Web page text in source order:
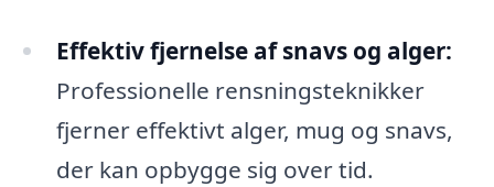
Effektiv fjernelse af snavs og alger:
Professionelle rensningsteknikker
fjerner effektivt alger, mug og snavs,
der kan opbygge sig over tid.